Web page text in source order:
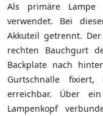
Als primäre Lampe
verwendet. Bei
Akkuteil getrennt.
rechten Bauchgurt
Backplate nach
Gurtschnalle
erreichbar. Über
Lampenkopf